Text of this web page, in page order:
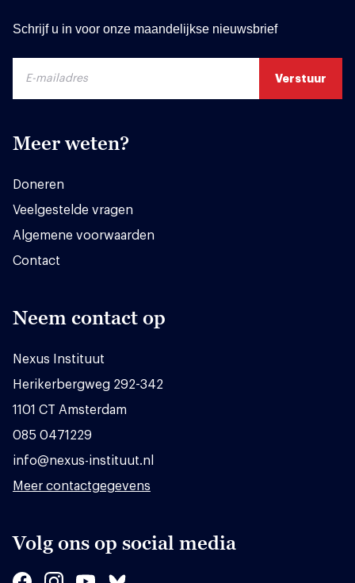
Schrijf u in voor onze maandelijkse nieuwsbrief
Meer weten?
Doneren
Veelgestelde vragen
Algemene voorwaarden
Contact
Neem contact op
Nexus Instituut
Herikerbergweg 292-342
1101 CT Amsterdam
085 0471229
info@nexus-instituut.nl
Meer contactgegevens
Volg ons op social media